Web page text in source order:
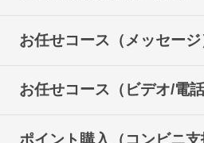
お任せコース（メッセージ
お任せコース（ビデオ/電話
ポイント購入（コンビニ支